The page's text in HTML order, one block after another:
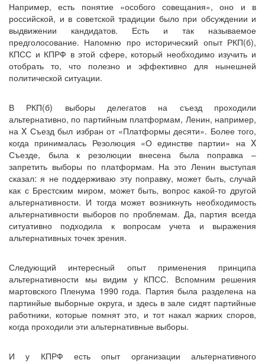
Например, есть понятие «особого совещания», оно и в
российской, и в советской традиции было при обсуждении и
выдвижении кандидатов. Есть и так называемое
предголосование. Напомню про исторический опыт РКП(б),
КПСС и КПРФ в этой сфере, который необходимо изучить и
отобрать то, что полезно и эффективно для нынешней
политической ситуации.
В РКП(б) выборы делегатов на съезд проходили
альтернативно, по партийным платформам, Ленин, например,
на X Съезд был избран от «Платформы десяти». Более того,
когда принималась Резолюция «О единстве партии» на X
Съезде, была к резолюции внесена была поправка –
запретить выборы по платформам. На это Ленин выступая
сказал: я не поддерживаю эту поправку, может быть, случай
как с Брестским миром, может быть, вопрос какой-то другой
альтернативности. И тогда может возникнуть необходимость
альтернативности выборов по проблемам. Да, партия всегда
ситуативно подходила к вопросам учета и выражения
альтернативных точек зрения.
Следующий интересный опыт применения принципа
альтернативности мы видим у КПСС. Вспомним решения
мартовского Пленума 1990 года. Партия была разделена на
партинйые выборные округа, и здесь в зале сидят партийные
работники, которые помнят это, и тот накал жарких споров,
когда проходили эти альтернативные выборы.
И у КПРФ есть опыт организации альтернативного